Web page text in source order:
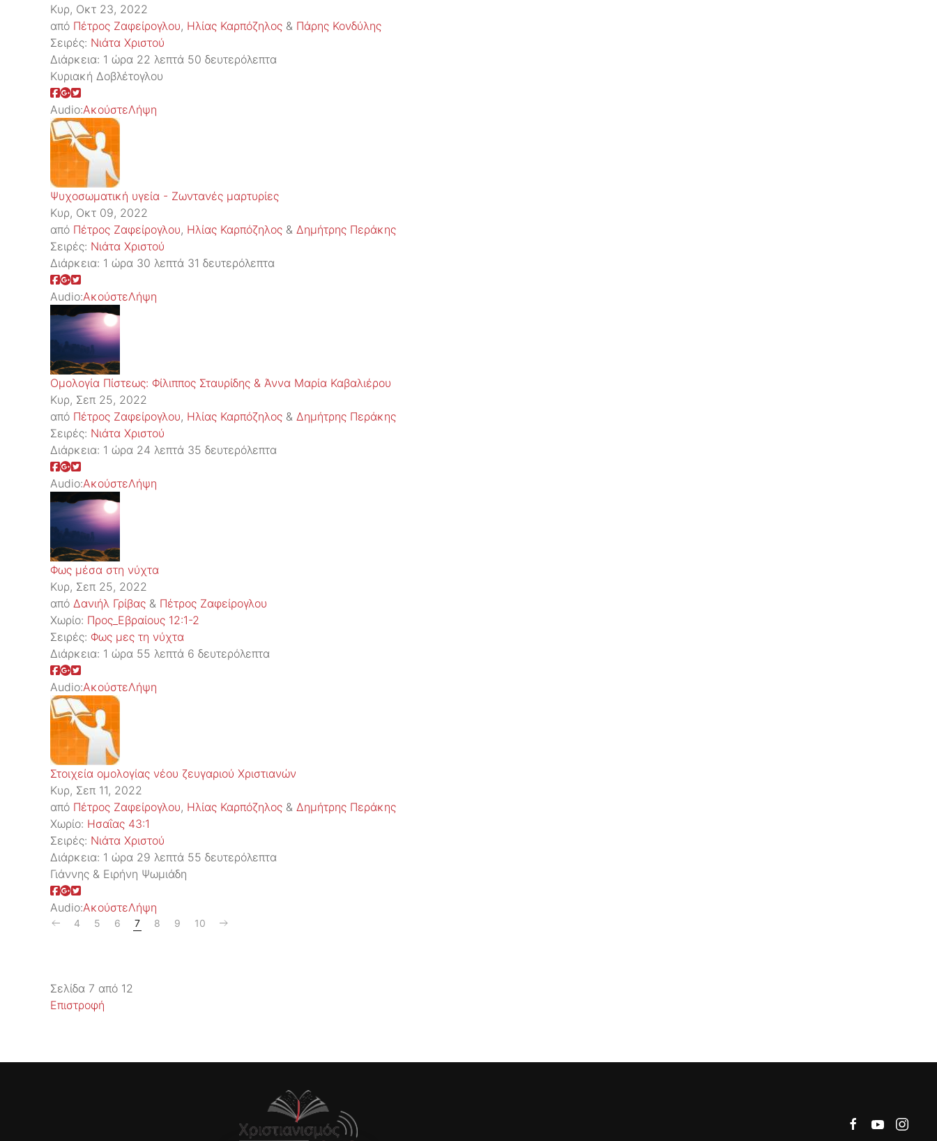
Κυρ, Οκτ 23, 2022
από Πέτρος Ζαφείρογλου, Ηλίας Καρπόζηλος & Πάρης Κονδύλης
Σειρές: Νιάτα Χριστού
Διάρκεια: 1 ώρα 22 λεπτά 50 δευτερόλεπτα
Κυριακή Δοβλέτογλου
Audio:ΑκούστεΛήψη
Ψυχοσωματική υγεία - Ζωντανές μαρτυρίες
Κυρ, Οκτ 09, 2022
από Πέτρος Ζαφείρογλου, Ηλίας Καρπόζηλος & Δημήτρης Περάκης
Σειρές: Νιάτα Χριστού
Διάρκεια: 1 ώρα 30 λεπτά 31 δευτερόλεπτα
Audio:ΑκούστεΛήψη
Ομολογία Πίστεως: Φίλιππος Σταυρίδης & Άννα Μαρία Καβαλιέρου
Κυρ, Σεπ 25, 2022
από Πέτρος Ζαφείρογλου, Ηλίας Καρπόζηλος & Δημήτρης Περάκης
Σειρές: Νιάτα Χριστού
Διάρκεια: 1 ώρα 24 λεπτά 35 δευτερόλεπτα
Audio:ΑκούστεΛήψη
Φως μέσα στη νύχτα
Κυρ, Σεπ 25, 2022
από Δανιήλ Γρίβας & Πέτρος Ζαφείρογλου
Χωρίο: Προς_Εβραίους 12:1-2
Σειρές: Φως μες τη νύχτα
Διάρκεια: 1 ώρα 55 λεπτά 6 δευτερόλεπτα
Audio:ΑκούστεΛήψη
Στοιχεία ομολογίας νέου ζευγαριού Χριστιανών
Κυρ, Σεπ 11, 2022
από Πέτρος Ζαφείρογλου, Ηλίας Καρπόζηλος & Δημήτρης Περάκης
Χωρίο: Ησαΐας 43:1
Σειρές: Νιάτα Χριστού
Διάρκεια: 1 ώρα 29 λεπτά 55 δευτερόλεπτα
Γιάννης & Ειρήνη Ψωμιάδη
Audio:ΑκούστεΛήψη
4 5 6 7 8 9 10
Σελίδα 7 από 12
Επιστροφή